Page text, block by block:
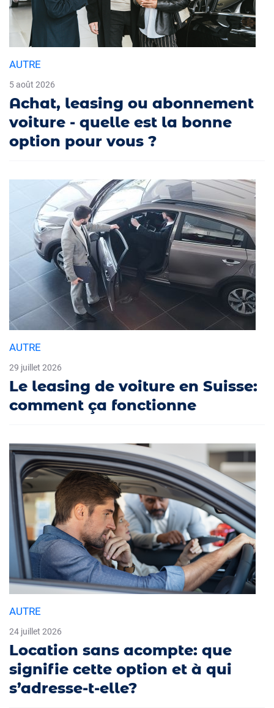
AUTRE
5 août 2026
Achat, leasing ou abonnement
voiture - quelle est la bonne
option pour vous ?
AUTRE
29 juillet 2026
Le leasing de voiture en Suisse:
comment ça fonctionne
AUTRE
24 juillet 2026
Location sans acompte: que
signifie cette option et à qui
s’adresse-t-elle?